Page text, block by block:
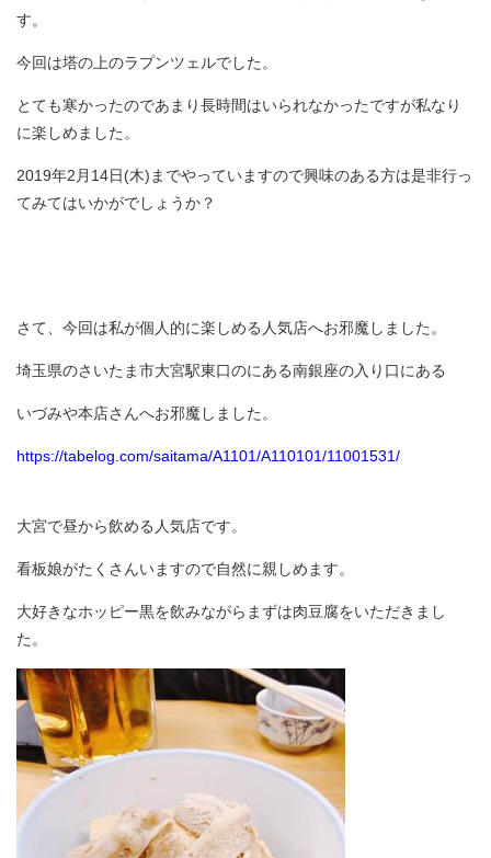
す。
今回は塔の上のラプンツェルでした。
とても寒かったのであまり長時間はいられなかったですが私なり
に楽しめました。
2019年2月14日(木)までやっていますので興味のある方は是非行っ
てみてはいかがでしょうか？
さて、今回は私が個人的に楽しめる人気店へお邪魔しました。
埼玉県のさいたま市大宮駅東口のにある南銀座の入り口にある
いづみや本店さんへお邪魔しました。
https://tabelog.com/saitama/A1101/A110101/11001531/
大宮で昼から飲める人気店です。
看板娘がたくさんいますので自然に親しめます。
大好きなホッピー黒を飲みながらまずは肉豆腐をいただきまし
た。